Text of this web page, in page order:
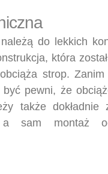
do lekkich
która
strop. Zanim
pewni, że
także dokładnie
a sam montaż